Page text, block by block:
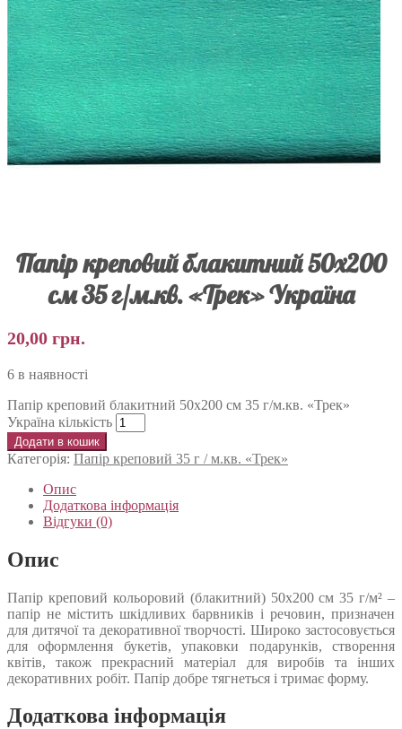
Папір креповий блакитний 50х200
см 35 г/м.кв. «Трек» Україна
20,00 грн.
6 в наявності
Папір креповий блакитний 50х200 см 35 г/м.кв. «Трек»
Україна кількість
Додати в кошик
Категорія: Папір креповий 35 г / м.кв. «Трек»
Опис
Додаткова інформація
Відгуки (0)
Опис
Папір креповий кольоровий (блакитний) 50х200 см 35 г/м² –
папір не містить шкідливих барвників і речовин, призначен
для дитячої та декоративної творчості. Широко застосовується
для оформлення букетів, упаковки подарунків, створення
квітів, також прекрасний матеріал для виробів та інших
декоративних робіт. Папір добре тягнеться і тримає форму.
Додаткова інформація